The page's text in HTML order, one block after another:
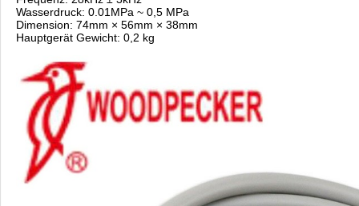
Wasserdruck: 0.01MPa ~ 0,5 MPa
Dimension: 74mm × 56mm × 38mm
Hauptgerät Gewicht: 0,2 kg